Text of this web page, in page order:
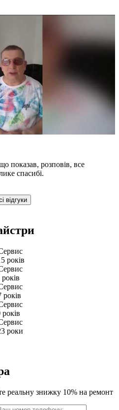
показав, розповів, все
спасибі.
відгуки
років
роки
реальну знижку 10% на ремонт